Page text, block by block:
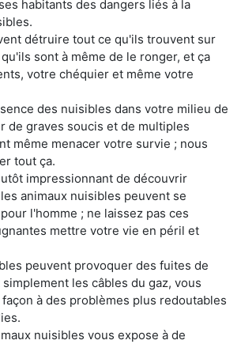
habitants des dangers liés à la
détruire tout ce qu'ils trouvent sur
sont à même de le ronger, et ça
votre chéquier et même votre
des nuisibles dans votre milieu de
de graves soucis et de multiples
même menacer votre survie ; nous
tout ça.
impressionnant de découvrir
animaux nuisibles peuvent se
l'homme ; ne laissez pas ces
mettre votre vie en péril et
peuvent provoquer des fuites de
les câbles du gaz, vous
à des problèmes plus redoutables
nuisibles vous expose à de